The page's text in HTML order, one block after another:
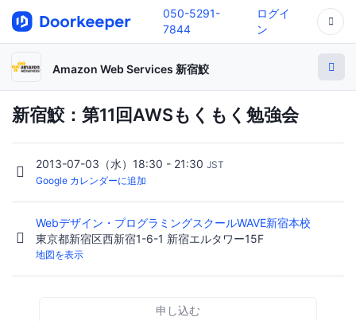
050-5291-
7844
ログイ
ン
Amazon Web Services 新宿鮫
新宿鮫：第11回AWSもくもく勉強会
2013-07-03（水）18:30 - 21:30 JST
Google カレンダーに追加
Webデザイン・プログラミングスクールWAVE新宿本校
東京都新宿区西新宿1-6-1 新宿エルタワー15F
地図を表示
申し込む